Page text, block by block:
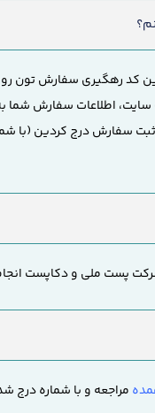
کد رهگیری سفارش تون
اطلاعات سفارش
ثبت سفارش درج کردین (با
پست ملی و دکاپست
مراجعه و با شماره